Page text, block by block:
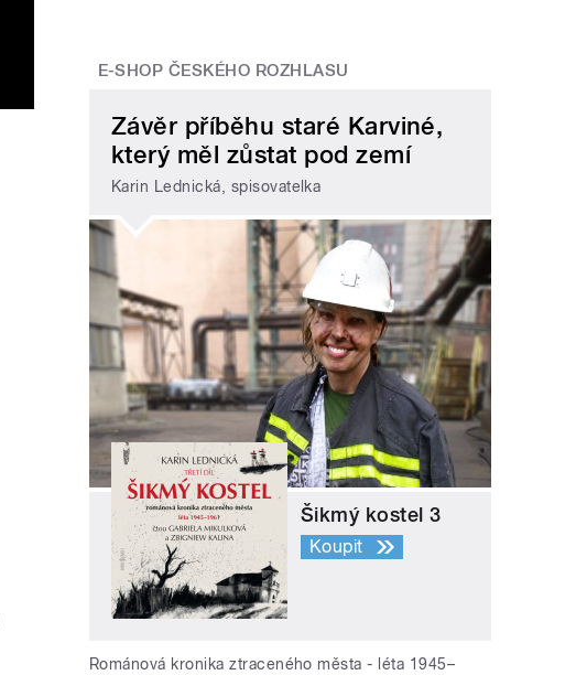
E-SHOP ČESKÉHO ROZHLASU
Závěr příběhu staré Karviné,
který měl zůstat pod zemí
Karin Lednická, spisovatelka
Šikmý kostel 3
Koupit
Románová kronika ztraceného města - léta 1945–